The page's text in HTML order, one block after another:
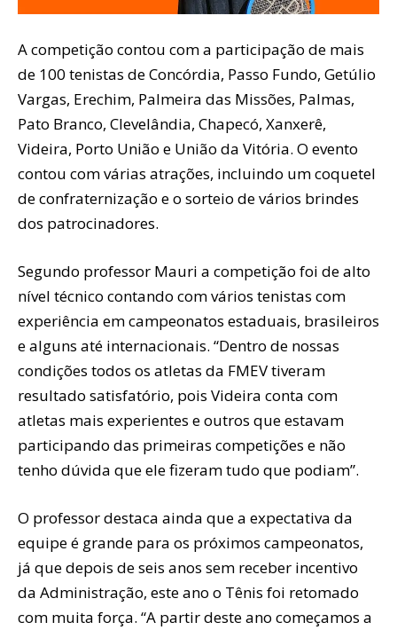
A competição contou com a participação de mais
de 100 tenistas de Concórdia, Passo Fundo, Getúlio
Vargas, Erechim, Palmeira das Missões, Palmas,
Pato Branco, Clevelândia, Chapecó, Xanxerê,
Videira, Porto União e União da Vitória. O evento
contou com várias atrações, incluindo um coquetel
de confraternização e o sorteio de vários brindes
dos patrocinadores.
Segundo professor Mauri a competição foi de alto
nível técnico contando com vários tenistas com
experiência em campeonatos estaduais, brasileiros
e alguns até internacionais. “Dentro de nossas
condições todos os atletas da FMEV tiveram
resultado satisfatório, pois Videira conta com
atletas mais experientes e outros que estavam
participando das primeiras competições e não
tenho dúvida que ele fizeram tudo que podiam”.
O professor destaca ainda que a expectativa da
equipe é grande para os próximos campeonatos,
já que depois de seis anos sem receber incentivo
da Administração, este ano o Tênis foi retomado
com muita força. “A partir deste ano começamos a